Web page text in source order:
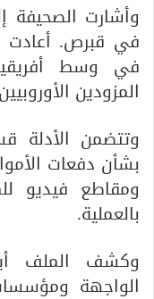
وأشارت الصحيفة
في قبرص. أعادت
في وسط
المزودين
وتتضمن الأدلة
بشأن دفعات
ومقاطع فيديو
بالعملية.
وكشف الملف
الواجهة